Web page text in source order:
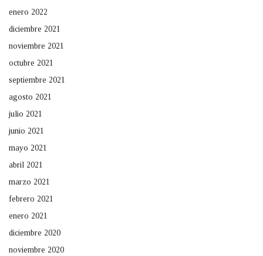
enero 2022
diciembre 2021
noviembre 2021
octubre 2021
septiembre 2021
agosto 2021
julio 2021
junio 2021
mayo 2021
abril 2021
marzo 2021
febrero 2021
enero 2021
diciembre 2020
noviembre 2020